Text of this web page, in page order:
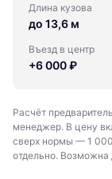
Длина кузова
до 13,6 м
Въезд в центр
+6 000 ₽
Расчёт
менеджер. В цену
сверх нормы — 1 000
отдельно. Возможна